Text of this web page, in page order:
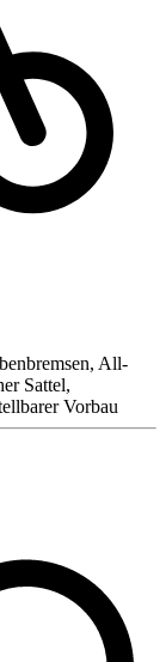
All-
Sattel,
Vorbau